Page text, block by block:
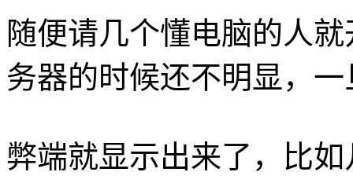
随便请几个懂电脑的人
务器的时候还不明显，
弊端就显示出来了，比